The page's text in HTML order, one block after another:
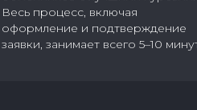
Весь процесс, включая
оформление и подтверждение
заявки, занимает всего 5–10